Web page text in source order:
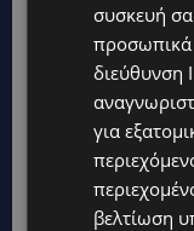
συσκευή
διεύθυνση
για
βελτίωση